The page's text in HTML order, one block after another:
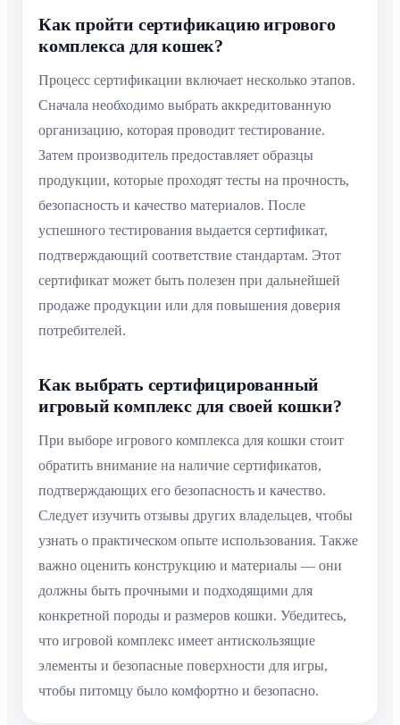
Как пройти сертификацию игрового
комплекса для кошек?
Процесс сертификации включает несколько этапов.
Сначала необходимо выбрать аккредитованную
организацию, которая проводит тестирование.
Затем производитель предоставляет образцы
продукции, которые проходят тесты на прочность,
безопасность и качество материалов. После
успешного тестирования выдается сертификат,
подтверждающий соответствие стандартам. Этот
сертификат может быть полезен при дальнейшей
продаже продукции или для повышения доверия
потребителей.
Как выбрать сертифицированный
игровый комплекс для своей кошки?
При выборе игрового комплекса для кошки стоит
обратить внимание на наличие сертификатов,
подтверждающих его безопасность и качество.
Следует изучить отзывы других владельцев, чтобы
узнать о практическом опыте использования. Также
важно оценить конструкцию и материалы — они
должны быть прочными и подходящими для
конкретной породы и размеров кошки. Убедитесь,
что игровой комплекс имеет антискользящие
элементы и безопасные поверхности для игры,
чтобы питомцу было комфортно и безопасно.